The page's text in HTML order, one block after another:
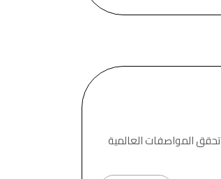
المواصفات العالمية